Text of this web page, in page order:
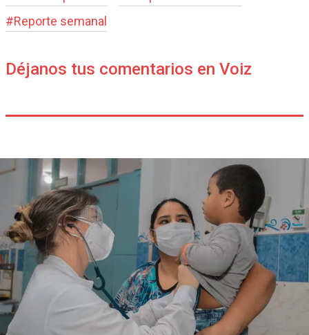
#Reporte semanal
Déjanos tus comentarios en Voiz